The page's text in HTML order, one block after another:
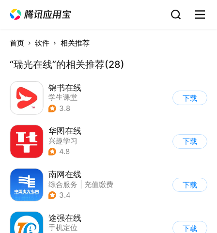
首页 软件 相关推荐
“瑞光在线”的相关推荐(28)
锦书在线
学生课堂
3.8
下载
华图在线
兴趣学习
4.8
下载
南网在线
综合服务
充值缴费
3.4
下载
途强在线
手机定位
下载